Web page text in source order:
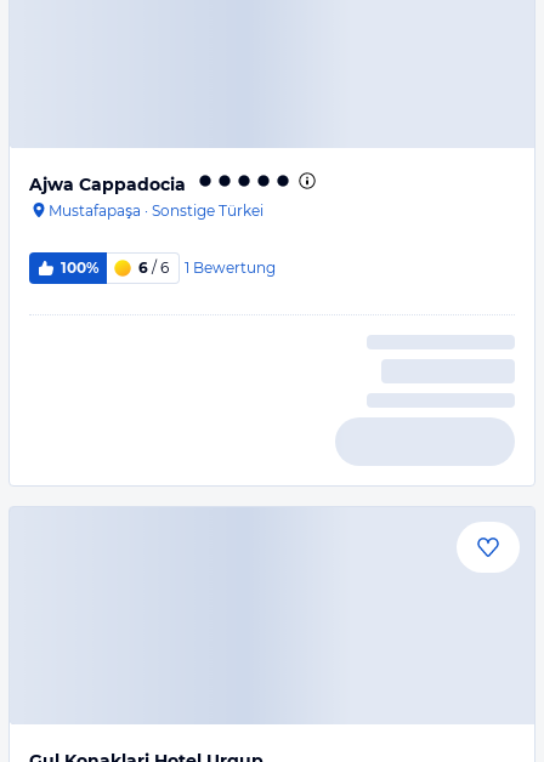
Ajwa Cappadocia
Mustafapaşa · Sonstige Türkei
100% 6 / 6 1 Bewertung